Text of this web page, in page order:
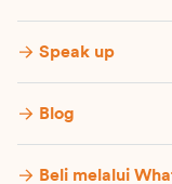
Speak up
Blog
Beli melalui